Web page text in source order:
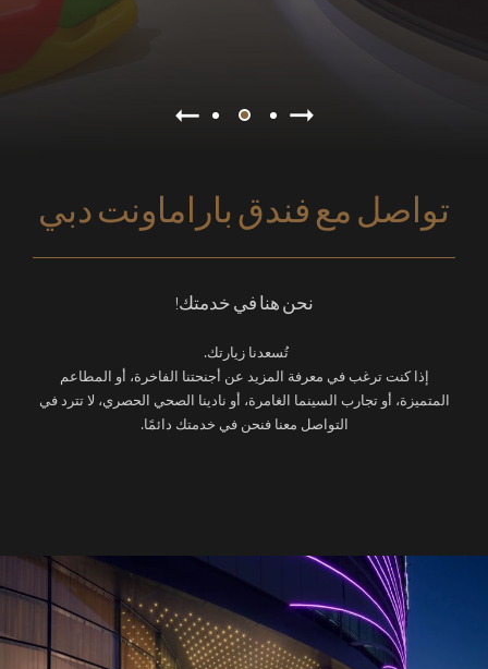
تواصل مع فندق باراماونت دبي
نحن هنا في خدمتك!
تُسعدنا زيارتك.
إذا كنت ترغب في معرفة المزيد عن أجنحتنا الفاخرة، أو المطاعم
المتميزة، أو تجارب السينما الغامرة، أو نادينا الصحي الحصري، لا تترد في
التواصل معنا فنحن في خدمتك دائمًا.